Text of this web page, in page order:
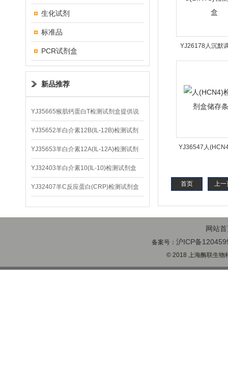
生化试剂
标准品
PCR试剂盒
新品推荐
YJ35665猴肌钙蛋白T检测试剂盒提供说
明书
YJ35652羊白介素12B(IL-12B)检测试剂
盒
YJ35653羊白介素12A(IL-12A)检测试剂
盒
YJ32403羊白介素10(IL-10)检测试剂盒
YJ32407羊C反应蛋白(CRP)检测试剂盒
YJ26178人沉默
5(SIRT5)检测
YJ36547人
首页 上一
网站
备案号：沪ICP备
© 2018 上海酶联生物